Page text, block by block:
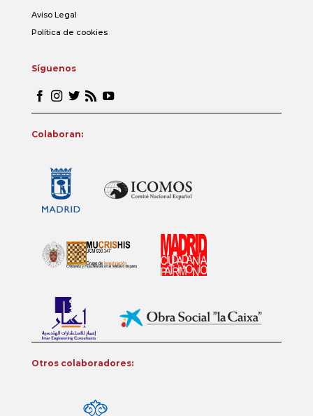
Aviso Legal
Política de cookies
Síguenos
Colaboran:
Otros colaboradores: